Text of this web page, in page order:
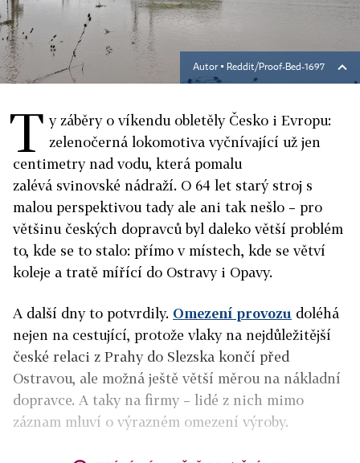
Autor ▪ Reddit/Proof-Bed-1697
T y záběry o víkendu obletěly Česko i Evropu:
zelenočerná lokomotiva vyčnívající už jen
centimetry nad vodu, která pomalu
zalévá svinovské nádraží. O 64 let starý stroj s
malou perspektivou tady ale ani tak nešlo – pro
většinu českých dopravců byl daleko větší problém
to, kde se to stalo: přímo v místech, kde se větví
koleje a tratě mířící do Ostravy i Opavy.
A další dny to potvrdily. Omezení provozu doléhá
nejen na cestující, protože vlaky na nejdůležitější
české relaci z Prahy do Slezska končí před
Ostravou, ale možná ještě větší měrou na nákladní
dopravce. A taky na firmy – lidé z nich mimo
záznam mluví o výrazném omezení výroby.